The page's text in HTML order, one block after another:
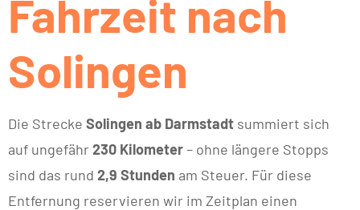
Fahrzeit nach
Solingen
Die Strecke Solingen ab Darmstadt summiert sich
auf ungefähr 230 Kilometer– ohne längere Stopps
sind das rund 2,9 Stunden am Steuer. Für diese
Entfernung reservieren wir im Zeitplan einen